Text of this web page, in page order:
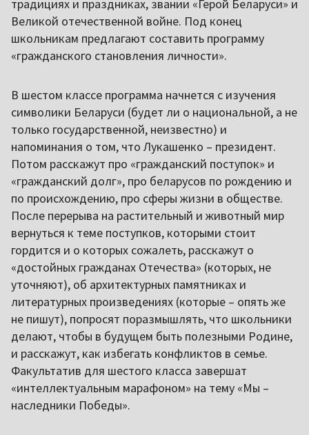
традициях и праздниках, звании «Герой Беларуси» и
Великой отечественной войне. Под конец
школьникам предлагают составить программу
«гражданского становления личности».
В шестом классе программа начнется с изучения
символики Беларуси (будет ли о национальной, а не
только государственной, неизвестно) и
напоминания о том, что Лукашенко – президент.
Потом расскажут про «гражданский поступок» и
«гражданский долг», про беларусов по рождению и
по происхождению, про сферы жизни в обществе.
После перерыва на растительный и животный мир
вернуться к теме поступков, которыми стоит
гордится и о которых сожалеть, расскажут о
«достойных гражданах Отечества» (которых, не
уточняют), об архитектурных памятниках и
литературных произведениях (которые – опять же
не пишут), попросят поразмышлять, что школьники
делают, чтобы в будущем быть полезными Родине,
и расскажут, как избегать конфликтов в семье.
Факультатив для шестого класса завершат
«интеллектуальным марафоном» на тему «Мы –
наследники Победы».